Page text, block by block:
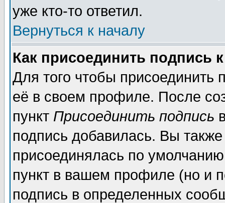
уже кто-то ответил.
Вернуться к началу
Как присоединить подпись
Для того чтобы присоединить
её в своем профиле. После
пункт Присоединить подпись
подпись добавилась. Вы
присоединялась по
пункт в вашем профиле (но и
подпись в определенных